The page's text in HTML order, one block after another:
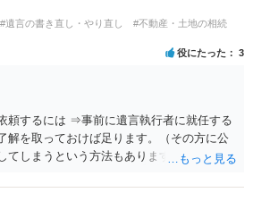
#遺言の書き直し・やり直し
#不動産・土地の相続
役にたった 3
頼するには ⇒事前に遺言執行者に就任する
解を取っておけば足ります。（その方に公
てしまうという方法もあります） 事前に了
し、遺言執行が完了したときの報酬だけ、